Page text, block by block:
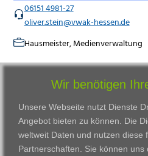
06151 4981-27
oliver.stein@vwak-hessen.de
Hausmeister, Medienverwaltung
Wir benötigen
Unsere Webseite nutzt Dienste
Angebot bieten zu können. Die
weltweit Daten und nutzen diese
Partnerschaften. Sie können